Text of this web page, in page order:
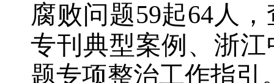
腐败问题59起64人
专刊典型案例、浙
题专项整治工作指引